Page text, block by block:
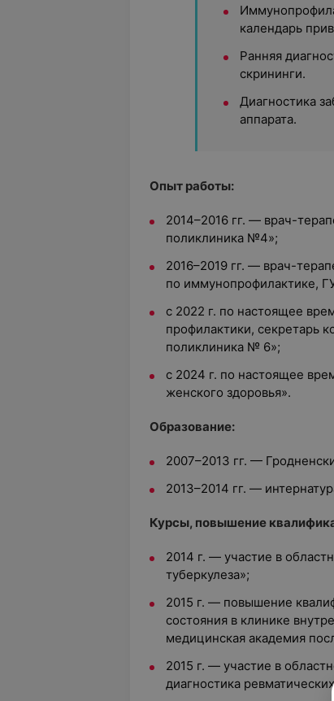
календарь
Ранняя
скрининги.
Диагностика
аппарата.
Опыт работы:
2014–2016 гг. — врач-
поликлиника №4»;
2016–2019 гг. — врач-
по иммунопрофилактике,
с 2022 г. по настоящее
профилактики, секретарь
поликлиника № 6»;
с 2024 г. по настоящее
женского здоровья».
Образование:
2007–2013 гг. —
2013–2014 гг. —
Курсы, повышение
2014 г. — участие в
туберкулеза»;
2015 г. — повышение
состояния в клинике
медицинская академия
2015 г. — участие в
диагностика